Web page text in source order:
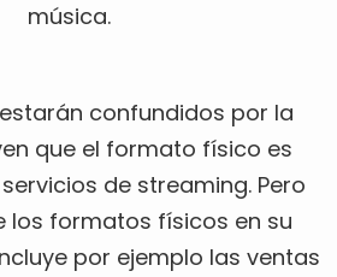
música.
confundidos por la
que el formato físico es
de streaming. Pero
los formatos físicos en su
por ejemplo las ventas